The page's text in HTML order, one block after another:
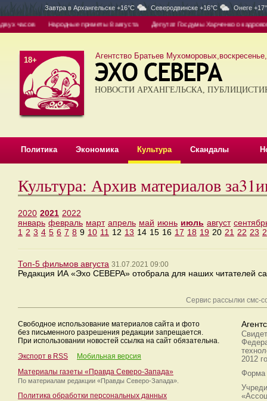
Завтра в Архангельске +16°C Северодвинске +16°C Онеге
часов Народные приметы 8 августа Депутат Госдумы Харченко о кадровом
18+ Агентство Братьев
НОВОСТИ АРХАНГЕЛЬСКА,
Политика Экономика Культура Скандалы
Культура: Архив материалов
2020 2021 2022
январь февраль март апрель май июнь июль август
1 2 3 4 5 6 7 8 9 10 11 12 13 14 15 16 17 18 19 20 21 22 23
Топ-5 фильмов августа 31.07.2021 09:00
Редакция ИА «Эхо СЕВЕРА» отобрала для наших читателей
Сервис рассылки смс-
Свободное использование материалов сайта и фото
без письменного разрешения редакции запрещается.
При использовании новостей ссылка на сайт обязательна.
Экспорт в RSS
Мобильная версия
Материалы газеты «Правда Северо-Запада»
По материалам редакции «Правды Северо-Запада».
Политика обработки персональных данных
2012
Форма